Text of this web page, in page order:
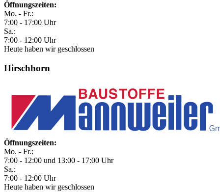
Öffnungszeiten:
Mo. - Fr.:
7:00 - 17:00 Uhr
Sa.:
7:00 - 12:00 Uhr
Heute haben wir geschlossen
Hirschhorn
Öffnungszeiten:
Mo. - Fr.:
7:00 - 12:00 und 13:00 - 17:00 Uhr
Sa.:
7:00 - 12:00 Uhr
Heute haben wir geschlossen